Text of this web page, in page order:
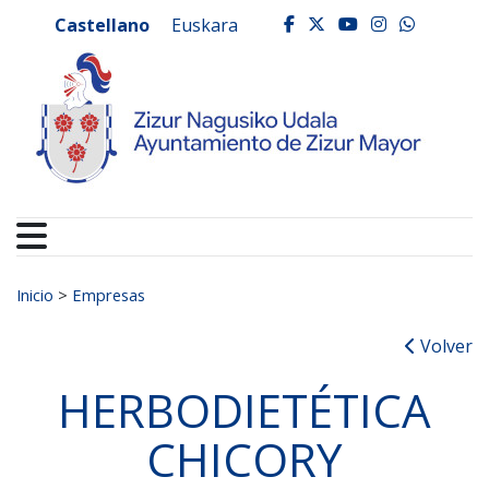
Ayuntamiento de
Castellano Euskara facebook
twitter
youtube
Buscar:
Inicio > Empresas
Volver
HERBODIETÉTICA
CHICORY